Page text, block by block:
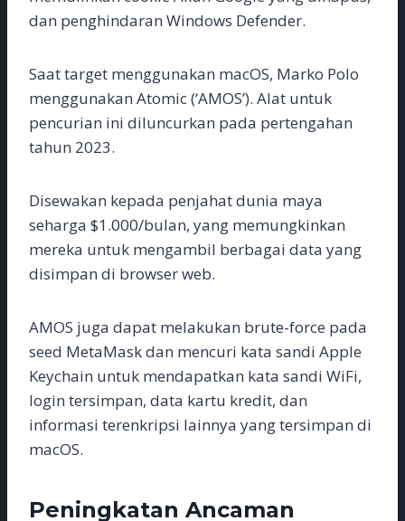
dan penghindaran Windows Defender.
Saat target menggunakan macOS, Marko Polo
menggunakan Atomic (‘AMOS’). Alat untuk
pencurian ini diluncurkan pada pertengahan
tahun 2023.
Disewakan kepada penjahat dunia maya
seharga $1.000/bulan, yang memungkinkan
mereka untuk mengambil berbagai data yang
disimpan di browser web.
AMOS juga dapat melakukan brute-force pada
seed MetaMask dan mencuri kata sandi Apple
Keychain untuk mendapatkan kata sandi WiFi,
login tersimpan, data kartu kredit, dan
informasi terenkripsi lainnya yang tersimpan di
macOS.
Peningkatan Ancaman